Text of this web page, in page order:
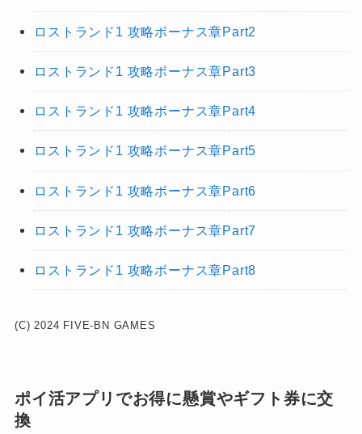
ロストランド1 攻略ボーナス章Part2
ロストランド1 攻略ボーナス章Part3
ロストランド1 攻略ボーナス章Part4
ロストランド1 攻略ボーナス章Part5
ロストランド1 攻略ボーナス章Part6
ロストランド1 攻略ボーナス章Part7
ロストランド1 攻略ボーナス章Part8
(C) 2024 FIVE-BN GAMES
ポイ活アプリでお得に懸賞やギフト券に交
換